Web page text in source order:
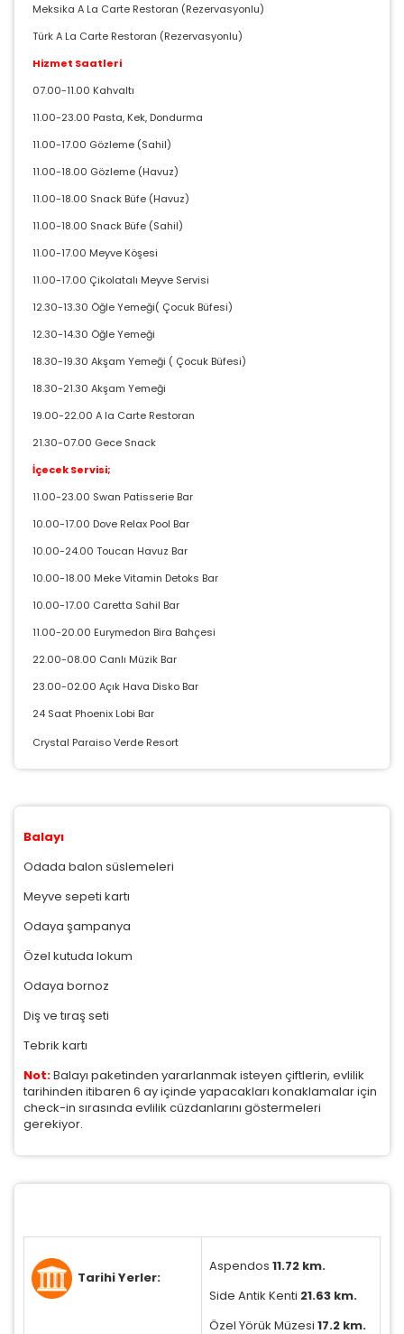
ÇEREZ KULLANIM AYARLARINIZ
Çerez tercihlerinizibelirleyin.
Daha fazla bilgi için KVKK bilgilendirmemizi,çerez
kullanımvegizlilik koşullarınıinceleyebilirsiniz.
Meksika A La Carte Restoran (Rezervasyonlu)
Türk A La Carte Restoran (Rezervasyonlu)
Hizmet Saatleri
07.00-11.00 Kahvaltı
11.00-23.00 Pasta, Kek, Dondurma
11.00-17.00 Gözleme (Sahil)
11.00-18.00 Gözleme (Havuz)
11.00-18.00 Snack Büfe (Havuz)
11.00-18.00 Snack Büfe (Sahil)
11.00-17.00 Meyve Köşesi
11.00-17.00 Çikolatalı Meyve Servisi
12.30-13.30 Öğle Yemeği( Çocuk Büfesi)
12.30-14.30 Öğle Yemeği
18.30-19.30 Akşam Yemeği ( Çocuk Büfesi)
18.30-21.30 Akşam Yemeği
19.00-22.00 A la Carte Restoran
21.30-07.00 Gece Snack
İçecek Servisi;
11.00-23.00 Swan Patisserie Bar
10.00-17.00 Dove Relax Pool Bar
10.00-24.00 Toucan Havuz Bar
10.00-18.00 Meke Vitamin Detoks Bar
10.00-17.00 Caretta Sahil Bar
11.00-20.00 Eurymedon Bira Bahçesi
22.00-08.00 Canlı Müzik Bar
23.00-02.00 Açık Hava Disko Bar
24 Saat Phoenix Lobi Bar
Crystal Paraiso Verde Resort
Balayı
Odada balon süslemeleri
Meyve sepeti kartı
Odaya şampanya
Özel kutuda lokum
Odaya bornoz
Diş ve tıraş seti
Tebrik kartı
Not:Balayı paketinden yararlanmak isteyen çiftlerin, evlilik
tarihinden itibaren 6 ay içinde yapacakları konaklamalar için
check-in sırasında evlilik cüzdanlarını göstermeleri
gerekiyor.
Tarihi Yerler:
Aspendos 11.72 km.
Side Antik Kenti 21.63 km.
Özel Yörük Müzesi 17.2 km.